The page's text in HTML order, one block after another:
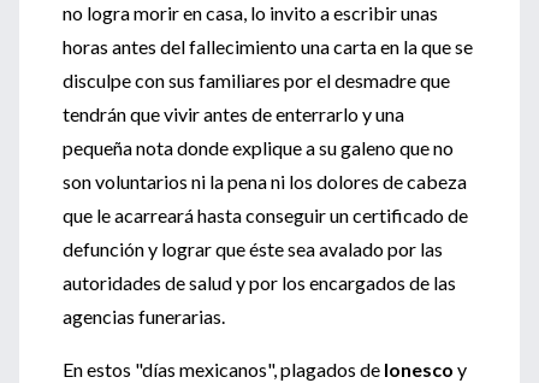
no logra morir en casa, lo invito a escribir unas
horas antes del fallecimiento una carta en la que se
disculpe con sus familiares por el desmadre que
tendrán que vivir antes de enterrarlo y una
pequeña nota donde explique a su galeno que no
son voluntarios ni la pena ni los dolores de cabeza
que le acarreará hasta conseguir un certificado de
defunción y lograr que éste sea avalado por las
autoridades de salud y por los encargados de las
agencias funerarias.
En estos "días mexicanos", plagados de Ionesco y